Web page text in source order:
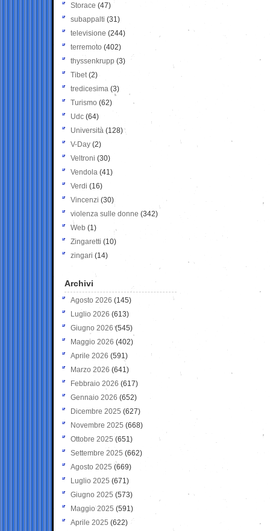
Storace (47)
subappalti (31)
televisione(244)
terremoto (402)
thyssenkrupp (3)
Tibet(2)
tredicesima (3)
Turismo (62)
Udc (64)
Università (128)
V-Day (2)
Veltroni (30)
Vendola (41)
Verdi (16)
Vincenzi (30)
violenza sulle donne (342)
Web (1)
Zingaretti (10)
zingari (14)
Archivi
Agosto 2026 (145)
Luglio 2026 (613)
Giugno 2026 (545)
Maggio 2026 (402)
Aprile 2026 (591)
Marzo 2026 (641)
Febbraio 2026 (617)
Gennaio 2026 (652)
Dicembre 2025 (627)
Novembre 2025 (668)
Ottobre 2025 (651)
Settembre 2025 (662)
Agosto 2025 (669)
Luglio 2025 (671)
Giugno 2025 (573)
Maggio 2025 (591)
Aprile 2025 (622)